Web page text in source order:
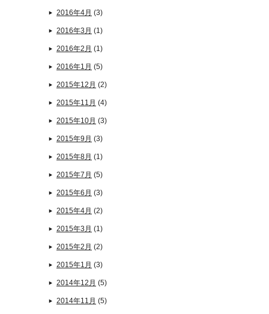
2016年4月 (3)
2016年3月 (1)
2016年2月 (1)
2016年1月 (5)
2015年12月 (2)
2015年11月 (4)
2015年10月 (3)
2015年9月 (3)
2015年8月 (1)
2015年7月 (5)
2015年6月 (3)
2015年4月 (2)
2015年3月 (1)
2015年2月 (2)
2015年1月 (3)
2014年12月 (5)
2014年11月 (5)